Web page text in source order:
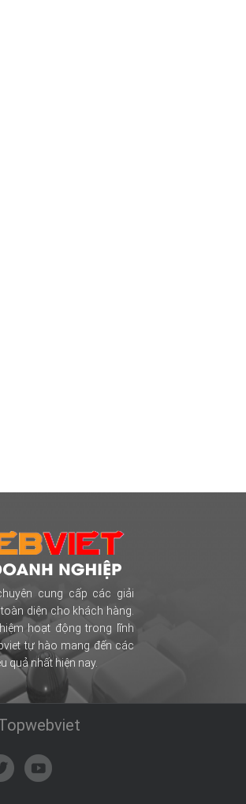
cung cấp các giải
diện cho khách hàng.
hoạt động trong lĩnh
tự hào mang đến các
quả nhất hiện nay.